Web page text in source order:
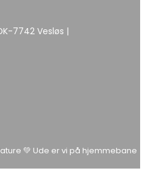
7742 Vesløs |
💚 Ude er vi på hjemmebane